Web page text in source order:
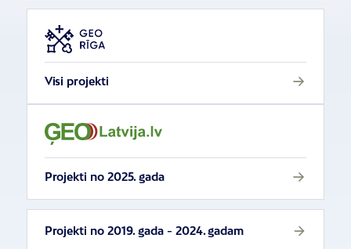
Visi projekti
Projekti no 2025. gada
Projekti no 2019. gada - 2024. gadam